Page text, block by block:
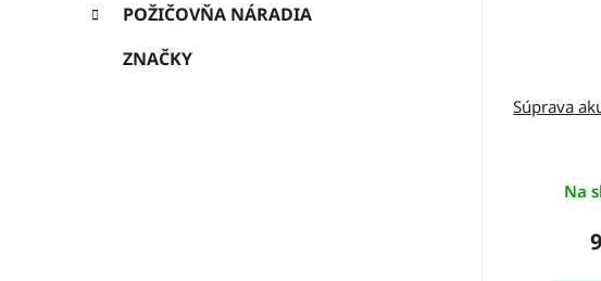
POŽIČOVŇA NÁRADIA
ZNAČKY
Súprava
Na